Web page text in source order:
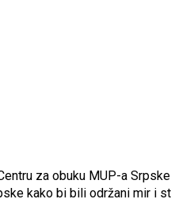
za obuku MUP-a
kako bi bili održani mir i